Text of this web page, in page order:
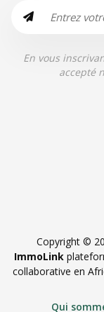
En vous
accepté
Copyright ©
ImmoLink
collaborative en
Qui